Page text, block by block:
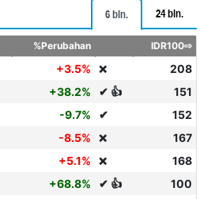
6 bln. 24 bln.
%Perubahan IDR100⇨
+3.5% ❌
208
+38.2% ✔ 👍
151
-9.7% ✔
152
-8.5% ❌
167
+5.1% ❌
168
+68.8% ✔ 👍
100